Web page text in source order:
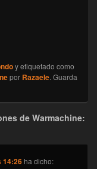
y etiquetado como
por Razaele. Guarda
de Warmachine:
14:26 ha dicho: